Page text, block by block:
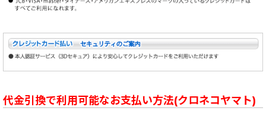
代金引換で利用可能なお支払い方法(クロネコヤマト)